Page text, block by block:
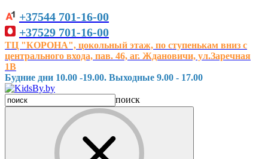
+37544 701-16-00
+37529 701-16-00
ТЦ "КОРОНА", цокольный этаж, по ступенькам вниз с
центрального входа, пав. 46, аг. Ждановичи, ул.Заречная
1В
Будние дни 10.00 -19.00. Выходные 9.00 - 17.00
поиск